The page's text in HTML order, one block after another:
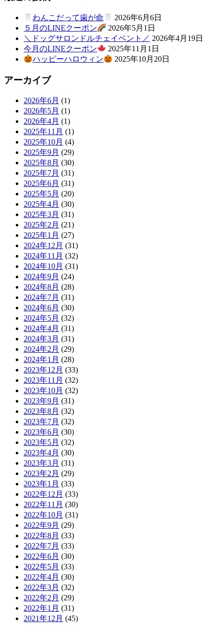
わんこだって歯が命
2026年6月6日
５月のLINEクーポン
2026年5月1日
＼ドッグサロンドルチェイベント／ 2026年4月19日
今月のLINEクーポン
2025年11月1日
ハッピーハロウィン
2025年10月20日
アーカイブ
2026年6月 (1)
2026年5月 (1)
2026年4月 (1)
2025年11月 (1)
2025年10月 (4)
2025年9月 (29)
2025年8月 (30)
2025年7月 (31)
2025年6月 (31)
2025年5月 (20)
2025年4月 (30)
2025年3月 (31)
2025年2月 (21)
2025年1月 (27)
2024年12月 (31)
2024年11月 (32)
2024年10月 (31)
2024年9月 (24)
2024年8月 (28)
2024年7月 (31)
2024年6月 (30)
2024年5月 (32)
2024年4月 (31)
2024年3月 (31)
2024年2月 (29)
2024年1月 (28)
2023年12月 (33)
2023年11月 (32)
2023年10月 (32)
2023年9月 (31)
2023年8月 (32)
2023年7月 (32)
2023年6月 (30)
2023年5月 (32)
2023年4月 (30)
2023年3月 (31)
2023年2月 (29)
2023年1月 (33)
2022年12月 (33)
2022年11月 (30)
2022年10月 (31)
2022年9月 (29)
2022年8月 (33)
2022年7月 (33)
2022年6月 (30)
2022年5月 (33)
2022年4月 (30)
2022年3月 (32)
2022年2月 (29)
2022年1月 (31)
2021年12月 (45)